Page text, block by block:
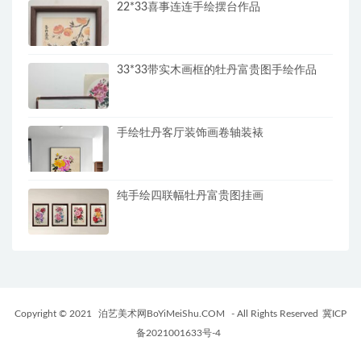
22*33喜事连连手绘摆台作品
33*33带实木画框的牡丹富贵图手绘作品
手绘牡丹客厅装饰画卷轴装裱
纯手绘四联幅牡丹富贵图挂画
Copyright © 2021 泊艺美术网BoYiMeiShu.COM - All Rights Reserved 冀ICP
备2021001633号-4